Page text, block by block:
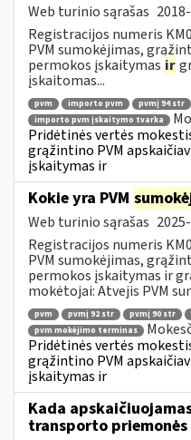
Web turinio sąrašas
Registracijos numeris
PVM sumokėjimas,
permokos įskaitymas ir
įskaitomas...
pvm importo pvm pvmį 94 str
importo pvm įskaitymo tvarka
Pridėtinės vertės
grąžintino PVM
įskaitymas ir
Kokie yra PVM
Web turinio sąrašas
Registracijos numeris
PVM sumokėjimas,
permokos įskaitymas ir
mokėtojai: Atvejis PVM
pvm pvmį 92 str pvmį 90 str
pvm mokėjimo terminas
Pridėtinės vertės
grąžintino PVM
įskaitymas ir
Kada
transporto priemonės